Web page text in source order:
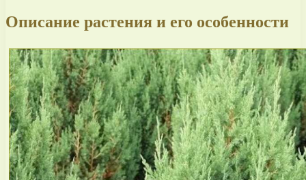
Описание растения и его особенности